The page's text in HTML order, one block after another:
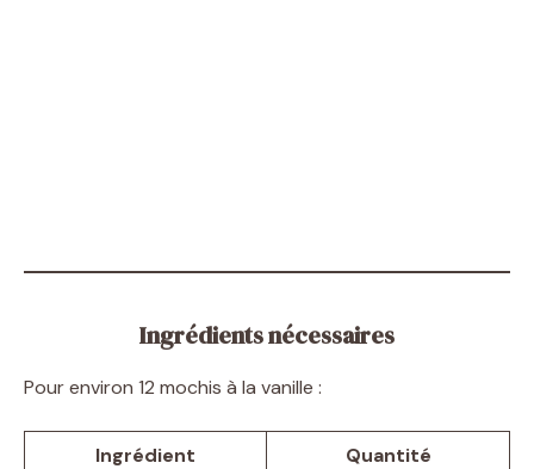
Ingrédients nécessaires
Pour environ 12 mochis à la vanille :
Ingrédient Quantité